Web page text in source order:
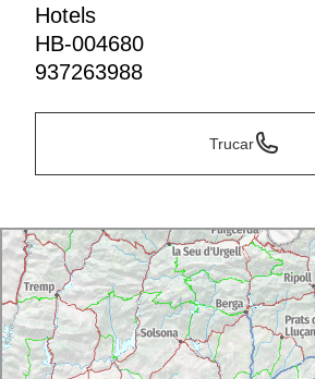
Hotels
HB-004680
937263988
Trucar